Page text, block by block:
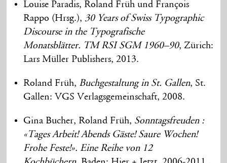
Louise Paradis, Roland Früh und François
Rappo (Hrsg.), 30 Years of Swiss Typographic
Discourse in the Typografische
Monatsblätter. TM RSI SGM 1960–90, Zürich:
Lars Müller Publishers, 2013.
Roland Früh, Buchgestaltung in St. Gallen, St.
Gallen: VGS Verlagsgemeinschaft, 2008.
Gina Bucher, Roland Früh, Sonntagsfreuden :
«Tages Arbeit! Abends Gäste! Saure Wochen!
Frohe Feste!». Eine Reihe von 12